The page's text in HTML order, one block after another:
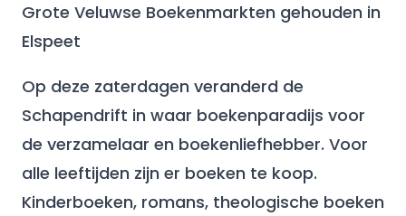
Grote Veluwse Boekenmarkten gehouden in
Elspeet
Op deze zaterdagen veranderd de
Schapendrift in waar boekenparadijs voor
de verzamelaar en boekenliefhebber. Voor
alle leeftijden zijn er boeken te koop.
Kinderboeken, romans, theologische boeken